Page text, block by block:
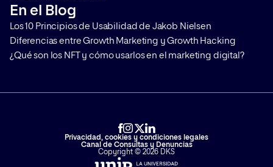
En el Blog
Los 10 Principios de Usabilidad de Jakob Nielsen
Diferencias entre Growth Marketing y Growth Hacking
¿Qué son los NFT y cómo usarlos en el marketing digital?
Privacidad, cookies y condiciones legales
Canal de Consultas y Denuncias
Copyright © 2026 DKS